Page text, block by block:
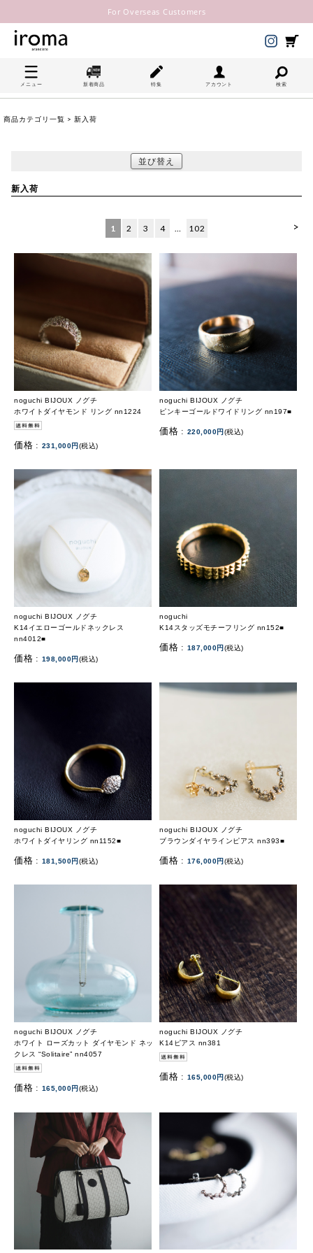
For Overseas Customers
メニュー 新着商品 特集 アカウント 検索
商品カテゴリ一覧 > 新入荷
並び替え
新入荷
>
1 2 3 4 … 102
noguchi BIJOUX ノグチ
ホワイトダイヤモンド リング nn1224
価格 : 231,000円(税込)
noguchi BIJOUX ノグチ
ピンキーゴールドワイドリング nn197■
価格 : 220,000円(税込)
noguchi BIJOUX ノグチ
K14イエローゴールドネックレス
nn4012■
価格 : 198,000円(税込)
noguchi
K14スタッズモチーフリング nn152■
価格 : 187,000円(税込)
noguchi BIJOUX ノグチ
ホワイトダイヤリング nn1152■
価格 : 181,500円(税込)
noguchi BIJOUX ノグチ
ブラウンダイヤラインピアス nn393■
価格 : 176,000円(税込)
noguchi BIJOUX ノグチ
ホワイト ローズカット ダイヤモンド ネッ
クレス “Solitaire” nn4057
価格 : 165,000円 (税込)
noguchi BIJOUX ノグチ
K14ピアス nn381
価格 : 165,000円 (税込)